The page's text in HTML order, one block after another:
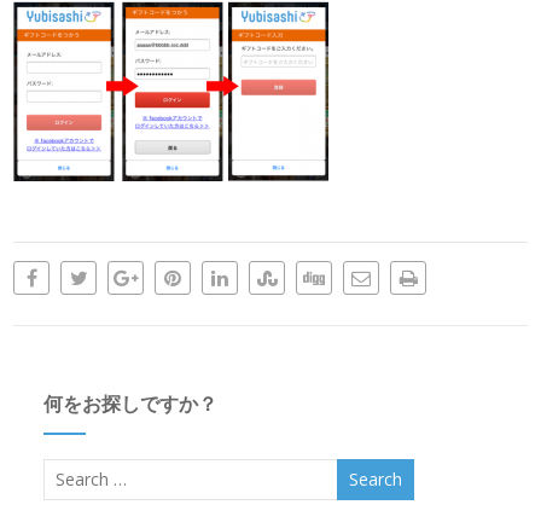
何をお探しですか？